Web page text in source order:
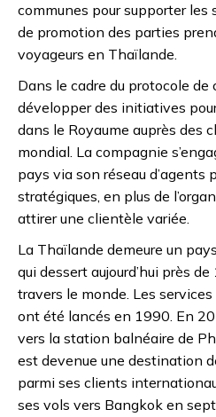
communes pour supporter
de promotion des parties
voyageurs en Thaïlande.
Dans le cadre du protocole
développer des initiatives
dans le Royaume auprès des
mondial. La compagnie
pays via son réseau d’agents
stratégiques, en plus de
attirer une clientèle variée.
La Thaïlande demeure un
qui dessert aujourd’hui près
travers le monde. Les
ont été lancés en 1990. En
vers la station balnéaire de
est devenue une destination
parmi ses clients
ses vols vers Bangkok en